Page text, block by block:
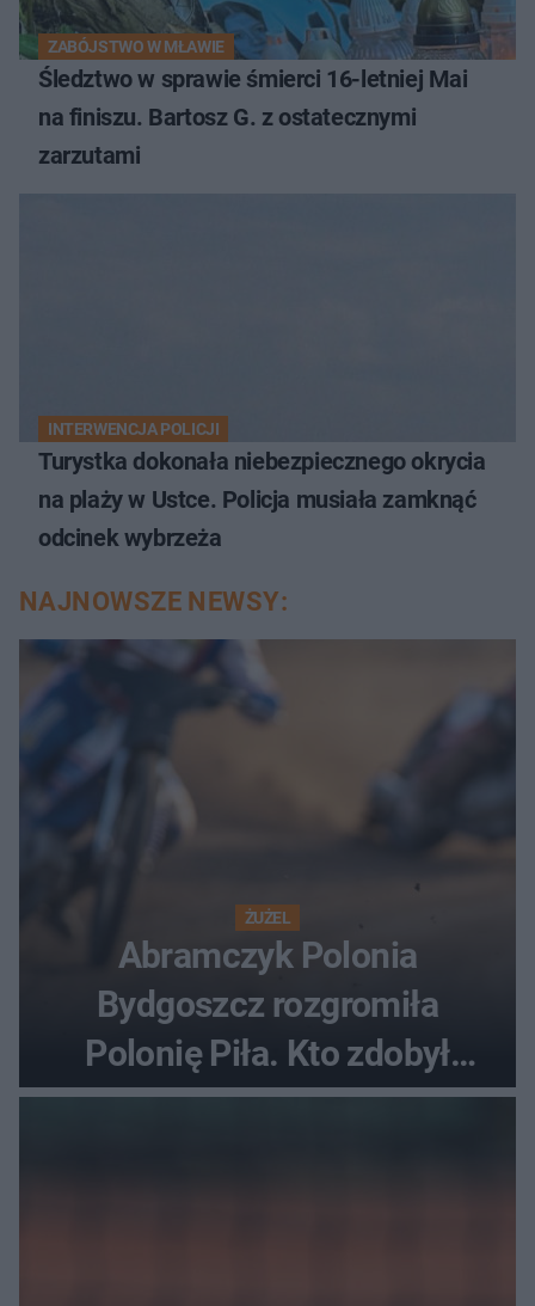
ZABÓJSTWO W MŁAWIE
Śledztwo w sprawie śmierci 16-letniej Mai
na finiszu. Bartosz G. z ostatecznymi
zarzutami
INTERWENCJA POLICJI
Turystka dokonała niebezpiecznego okrycia
na plaży w Ustce. Policja musiała zamknąć
odcinek wybrzeża
NAJNOWSZE NEWSY:
ŻUŻEL
Abramczyk Polonia
Bydgoszcz rozgromiła
Polonię Piła. Kto zdobył
najwięcej punktów?